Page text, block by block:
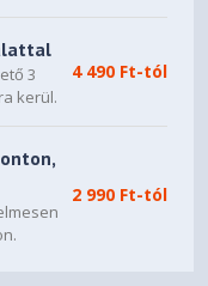
3
kerül.
4 490 Ft-tól
2 990 Ft-tól